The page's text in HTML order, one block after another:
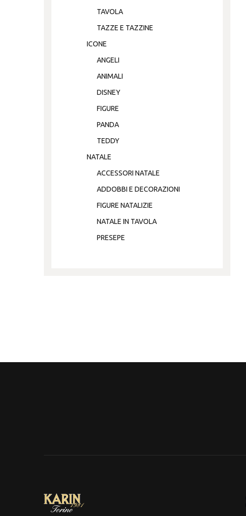
TAVOLA
TAZZE E TAZZINE
ICONE
ANGELI
ANIMALI
DISNEY
FIGURE
PANDA
TEDDY
NATALE
ACCESSORI NATALE
ADDOBBI E DECORAZIONI
FIGURE NATALIZIE
NATALE IN TAVOLA
PRESEPE